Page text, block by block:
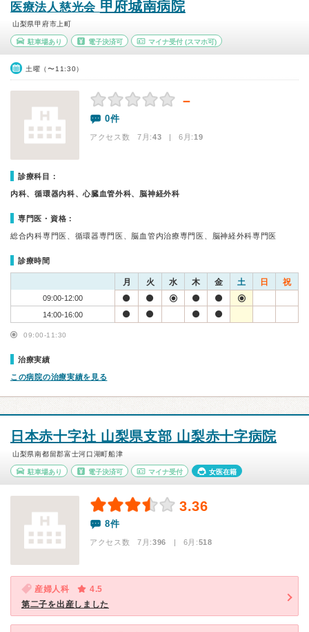
医療法人慈光会 甲府城南病院
山梨県甲府市上町
駐車場あり 電子決済可 マイナ受付 (スマホ可)
土曜（〜11:30）
－
0件
アクセス数 7月:43 | 6月:19
診療科目：
内科、循環器内科、心臓血管外科、脳神経外科
専門医・資格：
総合内科専門医、循環器専門医、脳血管内治療専門医、脳神経外科専門医
診療時間
月 火 水 木 金 土 日 祝
09:00-12:00
14:00-16:00
09:00-11:30
治療実績
この病院の治療実績を見る
日本赤十字社 山梨県支部 山梨赤十字病院
山梨県南都留郡富士河口湖町船津
駐車場あり 電子決済可 マイナ受付 女医在籍
3.36
8件
アクセス数 7月:396 | 6月:518
産婦人科
4.5
第二子を出産しました